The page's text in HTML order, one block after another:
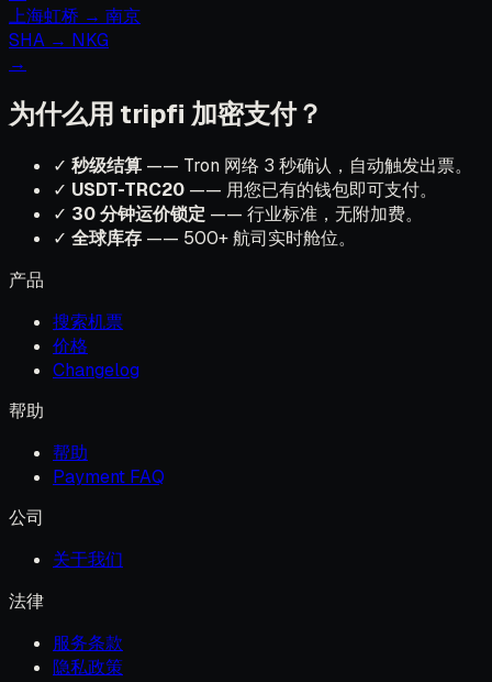
上海虹桥 → 南京
SHA → NKG
→
为什么用 tripfi 加密支付？
✓ 秒级结算 —— Tron 网络 3 秒确认，自动触发出票。
✓ USDT-TRC20 —— 用您已有的钱包即可支付。
✓ 30 分钟运价锁定 —— 行业标准，无附加费。
✓ 全球库存 —— 500+ 航司实时舱位。
产品
搜索机票
价格
Changelog
帮助
帮助
Payment FAQ
公司
关于我们
法律
服务条款
隐私政策